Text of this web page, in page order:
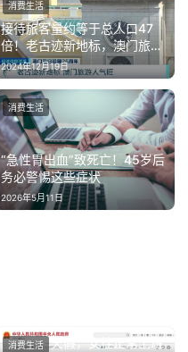
接待旅客量约等于总人口47
倍！老古迹新地标，澳门旅游
人气旺
2024年12月19日
消费生活
“急性胃出血”致死亡！45岁后
务必警惕这些症状
2026年5月11日
消费生活
三八节半天假，女性正常上班
消费生活